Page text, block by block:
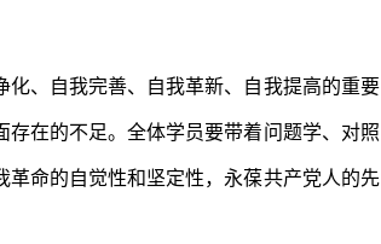
、自我完善、自我革新、自我提高的重要
在的不足。全体学员要带着问题学、对照
命的自觉性和坚定性，永葆共产党人的先